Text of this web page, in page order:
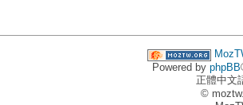
Powered by phpBB
正體中文
©